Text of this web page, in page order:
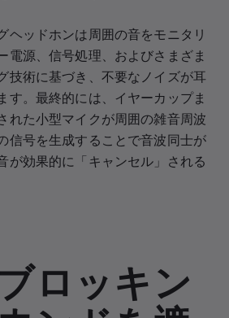
ヘッドホンは周囲の音をモニタリ
電源、信号処理、およびさまざま
技術に基づき、不要なノイズが耳
す。最終的には、イヤーカップま
れた小型マイクが周囲の雑音周波
信号を生成することで音波同士が
が効果的に「キャンセル」される
ロッキン